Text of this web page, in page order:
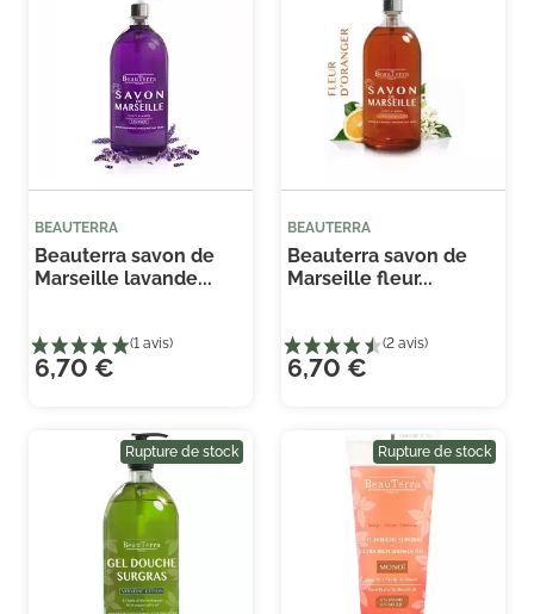
(1 avis)
BEAUTERRA
Beauterra savon de
Marseille lavande...
6,70 €
BEAUTERRA
Beauterra savon de
Marseille fleur...
6,70 €
Rupture de stock Rupture de stock